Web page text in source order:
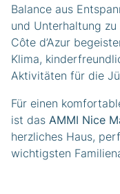
Balance aus
und Unterhaltung
Côte d’Azur
Klima,
Aktivitäten für die
Für einen
ist das AMMI Nice
herzliches Haus,
wichtigsten